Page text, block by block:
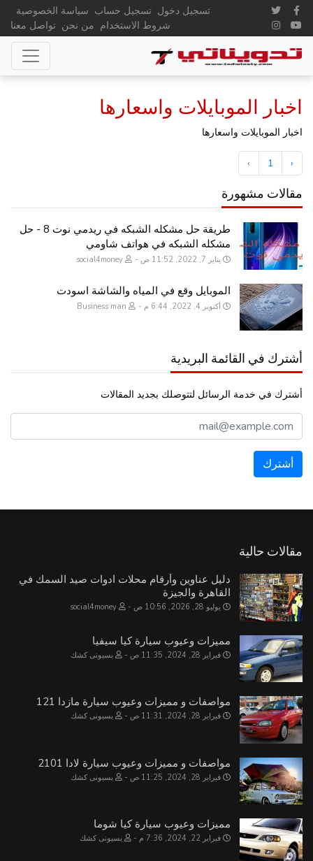
تسجيل دخول تسجيل حساب سياسة الخصوصية
شروط الاستخدام من نحن تواصل معنا
اخبار الموبايلات واسعارها
اخبار الموبايلات واسعارها
‹
1
›
مقالات مشهورة
طريقة حل مشكله الشبكه في ريدمي نوت 8 - حل
مشكله الشبكه في هواتف شاومي
يناير 7, 2022, 11:52 ص
الموبايل وقع في المياه والشاشة اسودت
أكتوبر 4, 2022, 6:44 م
أشترك في القائمة البريدية
أشترك في خدمة الرسائل لتتوصلك بجديد المقالات
مقالات حالية
دليل عناوين وأرقام محلات ادوات صيد السمك في
القاهرة والجيزة
يوليو 28, 2026, 10:56 ص
مميزات وعيوب سيارة كيا سيفيا
فبراير 28, 2024, 11:35 ص بسيونى كشك
مواصفات و مميزات وعيوب سيارة مازدا 121
فبراير 28, 2024, 11:31 ص بسيونى كشك
مواصفات و مميزات وعيوب سيارة لادا 2101
فبراير 28, 2024, 11:25 ص بسيونى كشك
مميزات وعيوب سيارة كيا شوما
فبراير 22, 2024, 7:36 م بسيونى كشك